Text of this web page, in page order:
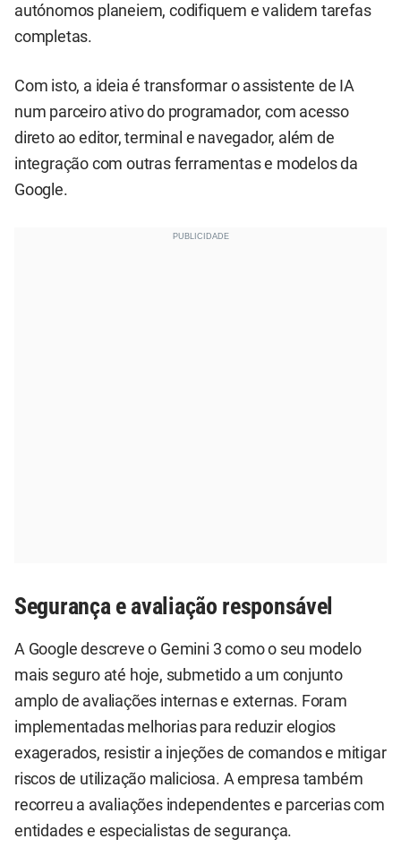
autónomos planeiem, codifiquem e validem tarefas
completas.
Com isto, a ideia é transformar o assistente de IA
num parceiro ativo do programador, com acesso
direto ao editor, terminal e navegador, além de
integração com outras ferramentas e modelos da
Google.
Segurança e avaliação responsável
A Google descreve o Gemini 3 como o seu modelo
mais seguro até hoje, submetido a um conjunto
amplo de avaliações internas e externas. Foram
implementadas melhorias para reduzir elogios
exagerados, resistir a injeções de comandos e mitigar
riscos de utilização maliciosa. A empresa também
recorreu a avaliações independentes e parcerias com
entidades e especialistas de segurança.